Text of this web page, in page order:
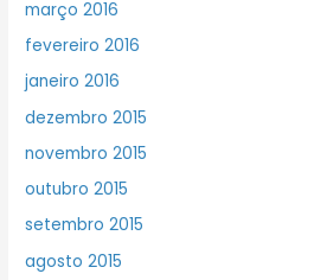
março 2016
fevereiro 2016
janeiro 2016
dezembro 2015
novembro 2015
outubro 2015
setembro 2015
agosto 2015